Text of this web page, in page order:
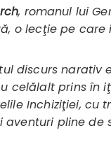
, romanul lui
o lecţie pe
discurs
celălalt prins în
Inchiziţiei,
pline de